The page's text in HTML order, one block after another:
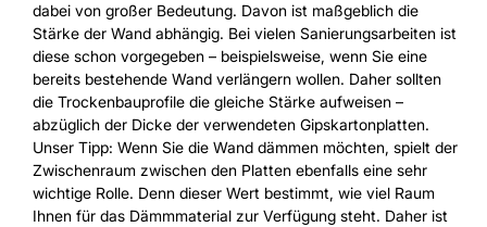
dabei von großer Bedeutung. Davon ist maßgeblich die
Stärke der Wand abhängig. Bei vielen Sanierungsarbeiten ist
diese schon vorgegeben – beispielsweise, wenn Sie eine
bereits bestehende Wand verlängern wollen. Daher sollten
die Trockenbauprofile die gleiche Stärke aufweisen –
abzüglich der Dicke der verwendeten Gipskartonplatten.
Unser Tipp: Wenn Sie die Wand dämmen möchten, spielt der
Zwischenraum zwischen den Platten ebenfalls eine sehr
wichtige Rolle. Denn dieser Wert bestimmt, wie viel Raum
Ihnen für das Dämmmaterial zur Verfügung steht. Daher ist